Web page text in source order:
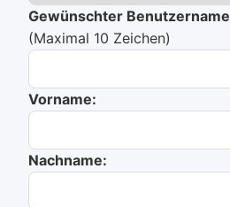
Gewünschter
(Maximal 10 Zeichen)
Vorname:
Nachname: